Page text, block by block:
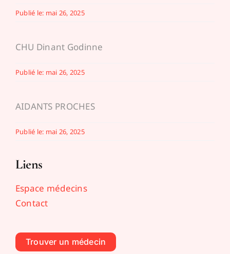
Publié le: mai 26, 2025
CHU Dinant Godinne
Publié le: mai 26, 2025
AIDANTS PROCHES
Publié le: mai 26, 2025
Liens
Espace médecins
Contact
Trouver un médecin